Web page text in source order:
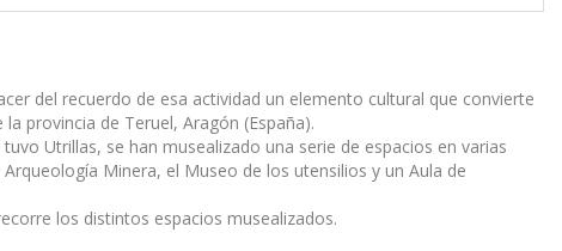
del recuerdo de esa actividad un elemento cultural que convierte
provincia de Teruel, Aragón (España).
Utrillas, se han musealizado una serie de espacios en varias
Minera, el Museo de los utensilios y un Aula de
los distintos espacios musealizados.